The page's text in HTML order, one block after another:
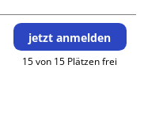
jetzt anmelden
15 von 15 Plätzen frei